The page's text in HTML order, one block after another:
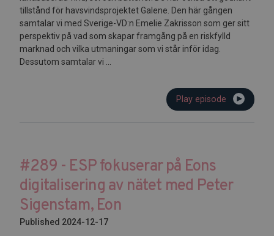
tillstånd för havsvindsprojektet Galene. Den här gången
samtalar vi med Sverige-VD:n Emelie Zakrisson som ger sitt
perspektiv på vad som skapar framgång på en riskfylld
marknad och vilka utmaningar som vi står inför idag.
Dessutom samtalar vi ...
Play episode
#289 - ESP fokuserar på Eons
digitalisering av nätet med Peter
Sigenstam, Eon
Published 2024-12-17